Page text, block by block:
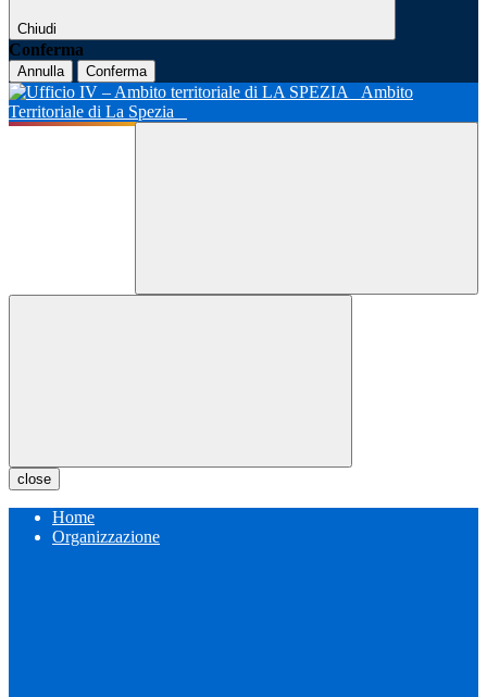
Chiudi
Conferma
Annulla Conferma
Ambito
Territoriale di La Spezia
close
Home
Organizzazione